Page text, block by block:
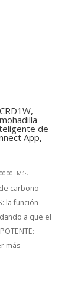
de
App,
- Más
carbono
la función
a que el
más